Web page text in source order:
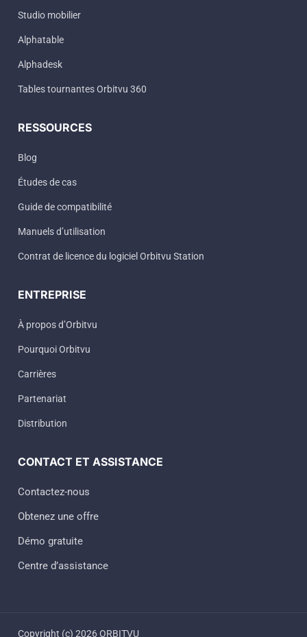
Studio mobilier
Alphatable
Alphadesk
Tables tournantes Orbitvu 360
RESSOURCES
Blog
Études de cas
Guide de compatibilité
Manuels d’utilisation
Contrat de licence du logiciel Orbitvu Station
ENTREPRISE
À propos d’Orbitvu
Pourquoi Orbitvu
Carrières
Partenariat
Distribution
CONTACT ET ASSISTANCE
Contactez-nous
Obtenez une offre
Démo gratuite
Centre d’assistance
Copyright (c) 2026 ORBITVU